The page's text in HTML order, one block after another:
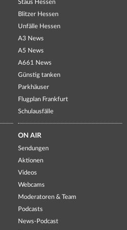
Staus Hessen
Blitzer Hessen
Unfälle Hessen
A3 News
A5 News
A661 News
Günstig tanken
Parkhäuser
Flugplan Frankfurt
Schulausfälle
ON AIR
Sendungen
Aktionen
Videos
Webcams
Moderatoren & Team
Podcasts
News-Podcast